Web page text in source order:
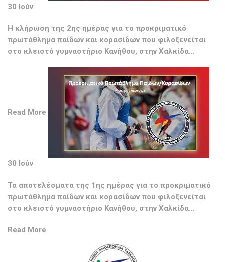
30 Ιούν
Η κλήρωση της 2ης ημέρας για το προκριματικό
πρωτάθλημα παίδων και κορασίδων που φιλοξενείται
στο κλειστό γυμναστήριο Κανήθου, στην Χαλκίδα…
Read More
30 Ιούν
Τα αποτελέσματα της 1ης ημέρας για το προκριματικό
πρωτάθλημα παίδων και κορασίδων που φιλοξενείται
στο κλειστό γυμναστήριο Κανήθου, στην Χαλκίδα…
Read More